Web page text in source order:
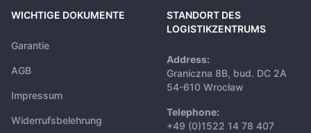
WICHTIGE DOKUMENTE
Garantie
AGB
Impressum
Widerrufsbelehrung
STANDORT DES
LOGISTIKZENTRUMS
Address:
Graniczna 8B, bud. DC 2A
54-610 Wrocław
Telephone:
+49 (0)1522 14 78 407